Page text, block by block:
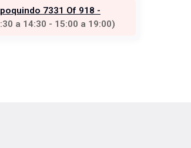
7331 Of 918 -
a 14:30 - 15:00 a 19:00)